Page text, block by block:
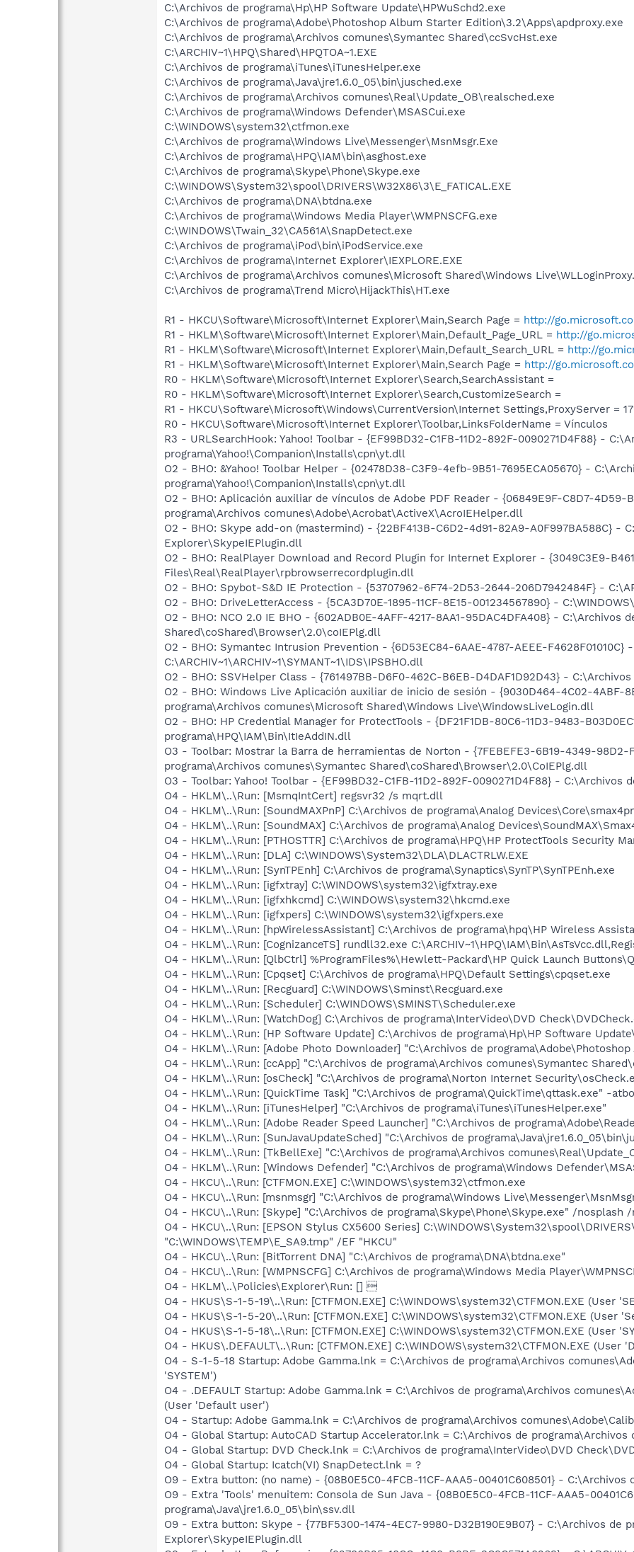
C:\Archivos de programa\Hp\HP Software Update\HPWuSchd2.exe
C:\Archivos de programa\Adobe\Photoshop Album Starter Edition\3.2\Apps\apdproxy.exe
C:\Archivos de programa\Archivos comunes\Symantec Shared\ccSvcHst.exe
C:\ARCHIV~1\HPQ\Shared\HPQTOA~1.EXE
C:\Archivos de programa\iTunes\iTunesHelper.exe
C:\Archivos de programa\Java\jre1.6.0_05\bin\jusched.exe
C:\Archivos de programa\Archivos comunes\Real\Update_OB\realsched.exe
C:\Archivos de programa\Windows Defender\MSASCui.exe
C:\WINDOWS\system32\ctfmon.exe
C:\Archivos de programa\Windows Live\Messenger\MsnMsgr.Exe
C:\Archivos de programa\HPQ\IAM\bin\asghost.exe
C:\Archivos de programa\Skype\Phone\Skype.exe
C:\WINDOWS\System32\spool\DRIVERS\W32X86\3\E_FATICAL.EXE
C:\Archivos de programa\DNA\btdna.exe
C:\Archivos de programa\Windows Media Player\WMPNSCFG.exe
C:\WINDOWS\Twain_32\CA561A\SnapDetect.exe
C:\Archivos de programa\iPod\bin\iPodService.exe
C:\Archivos de programa\Internet Explorer\IEXPLORE.EXE
C:\Archivos de programa\Archivos comunes\Microsoft Shared\Windows
C:\Archivos de programa\Trend Micro\HijackThis\HT.exe
R1 - HKCU\Software\Microsoft\Internet Explorer\Main,Search Page = http://
R1 - HKLM\Software\Microsoft\Internet Explorer\Main,Default_Page_URL = http://
R1 - HKLM\Software\Microsoft\Internet Explorer\Main,Default_Search_URL = http://
R1 - HKLM\Software\Microsoft\Internet Explorer\Main,Search Page = http://
R0 - HKLM\Software\Microsoft\Internet Explorer\Search,SearchAssistant =
R0 - HKLM\Software\Microsoft\Internet Explorer\Search,CustomizeSearch =
R1 - HKCU\Software\Microsoft\Windows\CurrentVersion\Internet Settings,ProxyServer =
R0 - HKCU\Software\Microsoft\Internet Explorer\Toolbar,LinksFolderName = Vínculos
R3 - URLSearchHook: Yahoo! Toolbar - {EF99BD32-C1FB-11D2-892F-0090271D4F88} -
programa\Yahoo!\Companion\Installs\cpn\yt.dll
O2 - BHO: &Yahoo! Toolbar Helper - {02478D38-C3F9-4efb-9B51-7695ECA05670} -
programa\Yahoo!\Companion\Installs\cpn\yt.dll
O2 - BHO: Aplicación auxiliar de vínculos de Adobe PDF Reader - {06849E9F-C8D7-4D59-
programa\Archivos comunes\Adobe\Acrobat\ActiveX\AcroIEHelper.dll
O2 - BHO: Skype add-on (mastermind) - {22BF413B-C6D2-4d91-82A9-A0F997BA588C} -
Explorer\SkypeIEPlugin.dll
O2 - BHO: RealPlayer Download and Record Plugin for Internet Explorer - {3049C3E9-
Files\Real\RealPlayer\rpbrowserrecordplugin.dll
O2 - BHO: Spybot-S&D IE Protection - {53707962-6F74-2D53-2644-206D7942484F} -
O2 - BHO: DriveLetterAccess - {5CA3D70E-1895-11CF-8E15-001234567890} -
O2 - BHO: NCO 2.0 IE BHO - {602ADB0E-4AFF-4217-8AA1-95DAC4DFA408} -
Shared\coShared\Browser\2.0\coIEPlg.dll
O2 - BHO: Symantec Intrusion Prevention - {6D53EC84-6AAE-4787-AEEE-F4628F01010C} -
C:\ARCHIV~1\ARCHIV~1\SYMANT~1\IDS\IPSBHO.dll
O2 - BHO: SSVHelper Class - {761497BB-D6F0-462C-B6EB-D4DAF1D92D43} -
O2 - BHO: Windows Live Aplicación auxiliar de inicio de sesión - {9030D464-4C02-4ABF-
programa\Archivos comunes\Microsoft Shared\Windows Live\WindowsLiveLogin.dll
O2 - BHO: HP Credential Manager for ProtectTools - {DF21F1DB-80C6-11D3-9483-
programa\HPQ\IAM\Bin\ItIeAddIN.dll
O3 - Toolbar: Mostrar la Barra de herramientas de Norton - {7FEBEFE3-6B19-4349-98D2-
programa\Archivos comunes\Symantec Shared\coShared\Browser\2.0\CoIEPlg.dll
O3 - Toolbar: Yahoo! Toolbar - {EF99BD32-C1FB-11D2-892F-0090271D4F88} -
O4 - HKLM\..\Run: [MsmqIntCert] regsvr32 /s mqrt.dll
O4 - HKLM\..\Run: [SoundMAXPnP] C:\Archivos de programa\Analog
O4 - HKLM\..\Run: [SoundMAX] C:\Archivos de programa\Analog
O4 - HKLM\..\Run: [PTHOSTTR] C:\Archivos de programa\HPQ\HP ProtectTools Security
O4 - HKLM\..\Run: [DLA] C:\WINDOWS\System32\DLA\DLACTRLW.EXE
O4 - HKLM\..\Run: [SynTPEnh] C:\Archivos de programa\Synaptics\SynTP\SynTPEnh.exe
O4 - HKLM\..\Run: [igfxtray] C:\WINDOWS\system32\igfxtray.exe
O4 - HKLM\..\Run: [igfxhkcmd] C:\WINDOWS\system32\hkcmd.exe
O4 - HKLM\..\Run: [igfxpers] C:\WINDOWS\system32\igfxpers.exe
O4 - HKLM\..\Run: [hpWirelessAssistant] C:\Archivos de programa\hpq\HP Wireless
O4 - HKLM\..\Run: [CognizanceTS] rundll32.exe
O4 - HKLM\..\Run: [QlbCtrl] %ProgramFiles%\Hewlett-Packard\HP Quick Launch
O4 - HKLM\..\Run: [Cpqset] C:\Archivos de programa\HPQ\Default Settings\cpqset.exe
O4 - HKLM\..\Run: [Recguard] C:\WINDOWS\Sminst\Recguard.exe
O4 - HKLM\..\Run: [Scheduler] C:\WINDOWS\SMINST\Scheduler.exe
O4 - HKLM\..\Run: [WatchDog] C:\Archivos de programa\InterVideo\DVD
O4 - HKLM\..\Run: [HP Software Update] C:\Archivos de programa\Hp\HP Software
O4 - HKLM\..\Run: [Adobe Photo Downloader] "C:\Archivos de
O4 - HKLM\..\Run: [ccApp] "C:\Archivos de programa\Archivos comunes\Symantec
O4 - HKLM\..\Run: [osCheck] "C:\Archivos de programa\Norton Internet
O4 - HKLM\..\Run: [QuickTime Task] "C:\Archivos de programa\QuickTime\qttask.exe" -
O4 - HKLM\..\Run: [iTunesHelper] "C:\Archivos de programa\iTunes\iTunesHelper.exe"
O4 - HKLM\..\Run: [Adobe Reader Speed Launcher] "C:\Archivos de
O4 - HKLM\..\Run: [SunJavaUpdateSched] "C:\Archivos de
O4 - HKLM\..\Run: [TkBellExe] "C:\Archivos de programa\Archivos
O4 - HKLM\..\Run: [Windows Defender] "C:\Archivos de programa\Windows
O4 - HKCU\..\Run: [CTFMON.EXE] C:\WINDOWS\system32\ctfmon.exe
O4 - HKCU\..\Run: [msnmsgr] "C:\Archivos de programa\Windows
O4 - HKCU\..\Run: [Skype] "C:\Archivos de programa\Skype\Phone\Skype.exe" /nosplash
O4 - HKCU\..\Run: [EPSON Stylus CX5600 Series]
"C:\WINDOWS\TEMP\E_SA9.tmp" /EF "HKCU"
O4 - HKCU\..\Run: [BitTorrent DNA] "C:\Archivos de programa\DNA\btdna.exe"
O4 - HKCU\..\Run: [WMPNSCFG] C:\Archivos de programa\Windows Media
O4 - HKLM\..\Policies\Explorer\Run: [] 
O4 - HKUS\S-1-5-19\..\Run: [CTFMON.EXE] C:\WINDOWS\system32\CTFMON.EXE (User
O4 - HKUS\S-1-5-20\..\Run: [CTFMON.EXE] C:\WINDOWS\system32\CTFMON.EXE (User
O4 - HKUS\S-1-5-18\..\Run: [CTFMON.EXE] C:\WINDOWS\system32\CTFMON.EXE (User
O4 - HKUS\.DEFAULT\..\Run: [CTFMON.EXE] C:\WINDOWS\system32\CTFMON.EXE (User
O4 - S-1-5-18 Startup: Adobe Gamma.lnk = C:\Archivos de programa\Archivos
'SYSTEM')
O4 - .DEFAULT Startup: Adobe Gamma.lnk = C:\Archivos de programa\Archivos
(User 'Default user')
O4 - Startup: Adobe Gamma.lnk = C:\Archivos de programa\Archivos
O4 - Global Startup: AutoCAD Startup Accelerator.lnk = C:\Archivos de
O4 - Global Startup: DVD Check.lnk = C:\Archivos de programa\InterVideo\DVD
O4 - Global Startup: Icatch(VI) SnapDetect.lnk = ?
O9 - Extra button: (no name) - {08B0E5C0-4FCB-11CF-AAA5-00401C608501} -
O9 - Extra 'Tools' menuitem: Consola de Sun Java - {08B0E5C0-4FCB-11CF-AAA5-
programa\Java\jre1.6.0_05\bin\ssv.dll
O9 - Extra button: Skype - {77BF5300-1474-4EC7-9980-D32B190E9B07} - C:\Archivos de
Explorer\SkypeIEPlugin.dll